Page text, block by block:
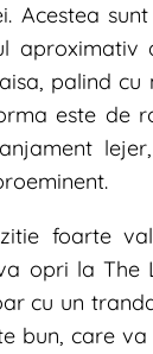
Acestea
aproximativ
palind cu
este de
foarte
opri la The
cu un
bun, care